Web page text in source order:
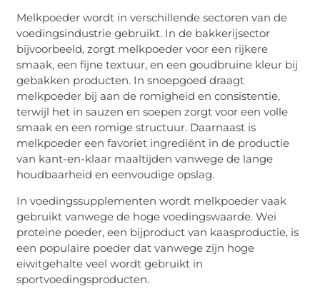
Melkpoeder wordt in verschillende sectoren van de
voedingsindustrie gebruikt. In de bakkerijsector
bijvoorbeeld, zorgt melkpoeder voor een rijkere
smaak, een fijne textuur, en een goudbruine kleur bij
gebakken producten. In snoepgoed draagt
melkpoeder bij aan de romigheid en consistentie,
terwijl het in sauzen en soepen zorgt voor een volle
smaak en een romige structuur. Daarnaast is
melkpoeder een favoriet ingrediënt in de productie
van kant-en-klaar maaltijden vanwege de lange
houdbaarheid en eenvoudige opslag.
In voedingssupplementen wordt melkpoeder vaak
gebruikt vanwege de hoge voedingswaarde. Wei
proteine poeder, een bijproduct van kaasproductie, is
een populaire poeder dat vanwege zijn hoge
eiwitgehalte veel wordt gebruikt in
sportvoedingsproducten.